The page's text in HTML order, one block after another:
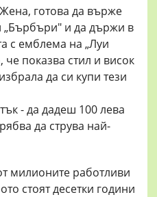
готова да върже
и да държи в
с емблема на „Луи
показва стил и висок
да си купи тези
- да дадеш 100 лева
да струва най-
милионите работливи
стоят десетки години